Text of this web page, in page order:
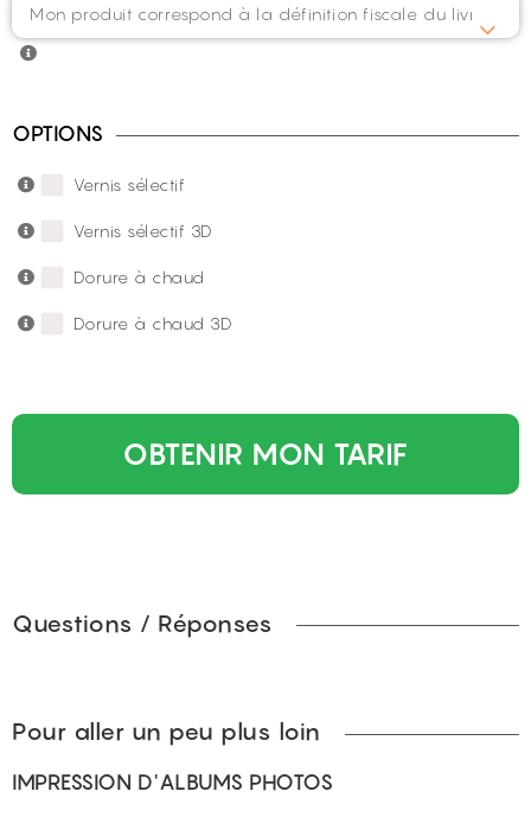
OPTIONS
Vernis sélectif
Vernis sélectif 3D
Dorure à chaud
Dorure à chaud 3D
OBTENIR MON TARIF
Questions / Réponses
Pour aller un peu plus loin
IMPRESSION D'ALBUMS PHOTOS